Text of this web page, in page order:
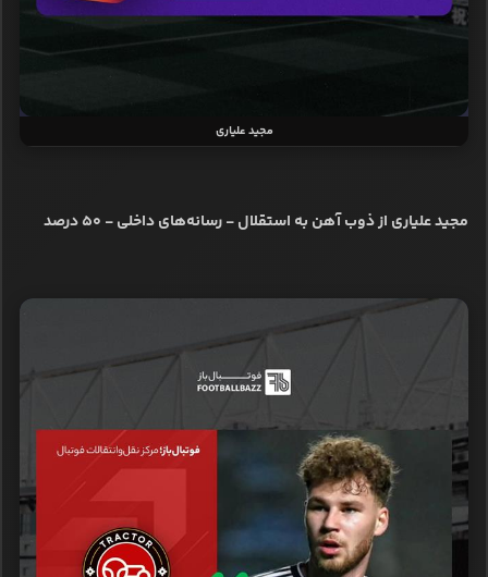
مجید علیاری
مجید علیاری از ذوب آهن به استقلال - رسانه‌های داخلی - ۵۰ درصد